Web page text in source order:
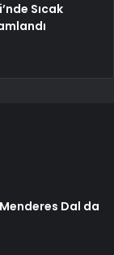
Sıcak
Dal da